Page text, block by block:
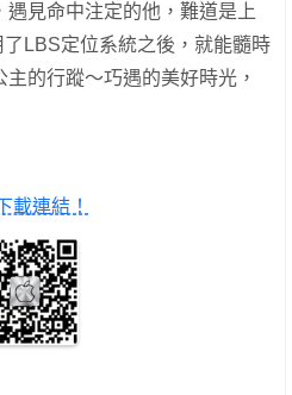
見命中注定的他，難道是上
LBS定位系統之後，就能髓時
的行蹤～巧遇的美好時光，
載連結！